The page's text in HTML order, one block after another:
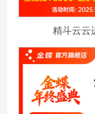
精斗云云